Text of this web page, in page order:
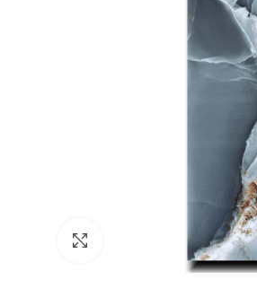
Click to enlarge